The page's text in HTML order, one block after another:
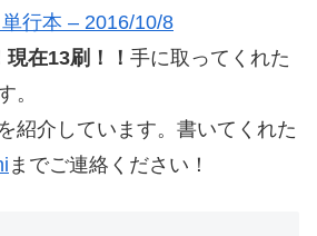
行本 – 2016/10/8
在13刷！！ 手に取ってくれた
。
紹介しています。書いてくれた
までご連絡ください！